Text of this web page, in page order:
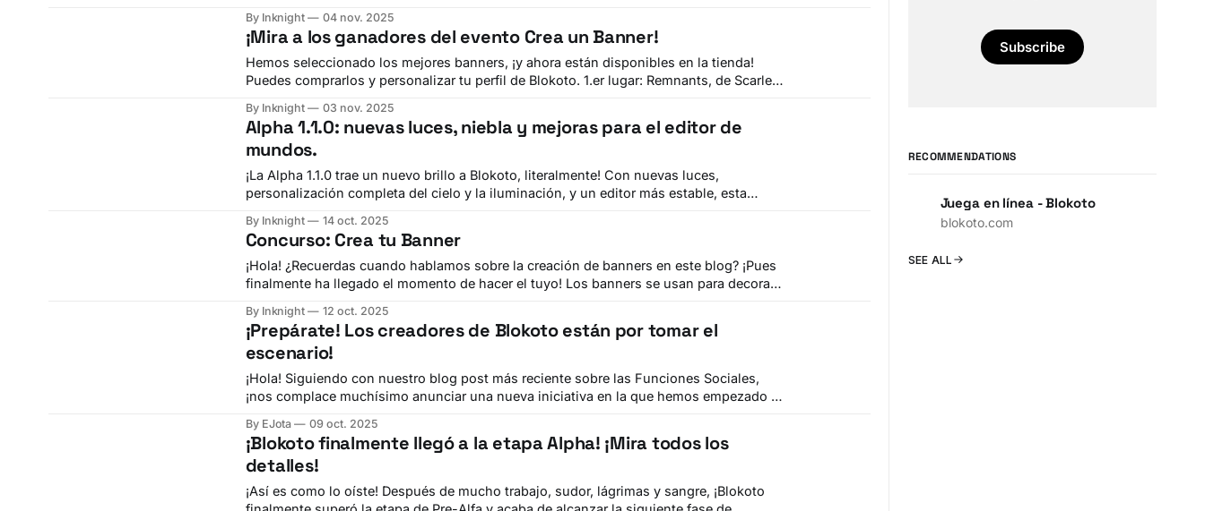
un tiempo realizamos un evento en Discord para
By Inknight 04 nov. 2025
¡Mira a los ganadores del evento Crea un Banner!
Hemos seleccionado los mejores banners, ¡y ahora están disponibles en la tienda!
Puedes comprarlos y personalizar tu perfil de Blokoto. 1.er lugar: Remnants, de Scarlet
By Inknight 03 nov. 2025
Alpha 1.1.0: nuevas luces, niebla y mejoras para el editor de
mundos.
¡La Alpha 1.1.0 trae un nuevo brillo a Blokoto, literalmente! Con nuevas luces,
personalización completa del cielo y la iluminación, y un editor más estable, esta
sus mundos.
By Inknight 14 oct. 2025
Concurso: Crea tu Banner
¡Hola! ¿Recuerdas cuando hablamos sobre la creación de banners en este blog? ¡Pues
finalmente ha llegado el momento de hacer el tuyo! Los banners se usan para decorar
por los jugadores! Para este evento, puedes enviarnos tus
By Inknight 12 oct. 2025
¡Prepárate! Los creadores de Blokoto están por tomar el
escenario!
¡Hola! Siguiendo con nuestro blog post más reciente sobre las Funciones Sociales,
¡nos complace muchísimo anunciar una nueva iniciativa en la que hemos empezado a
enfocados en unir a la comunidad y permitir que sus miembros se conozcan un
By EJota 09 oct. 2025
¡Blokoto finalmente llegó a la etapa Alpha! ¡Mira todos los
detalles!
¡Así es como lo oíste! Después de mucho trabajo, sudor, lágrimas y sangre, ¡Blokoto
Subscribe
RECOMMENDATIONS
Juega en línea - Blokoto
blokoto.com
SEE ALL